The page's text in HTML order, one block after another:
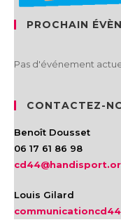
PROCHAIN
Pas d'événement
CONTACTEZ-
Benoît Dousset
06 17 61 86 98
Louis Gilard